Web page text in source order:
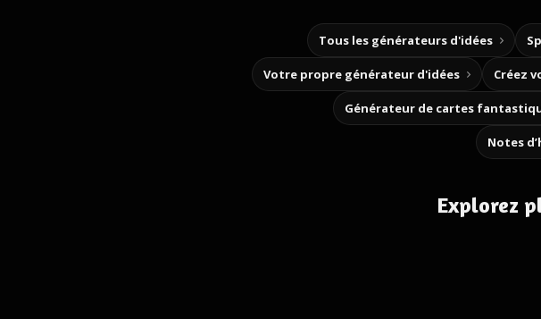
Tous les générateurs d'idées
Votre propre générateur d'idées
Générateur de cartes
Explorez